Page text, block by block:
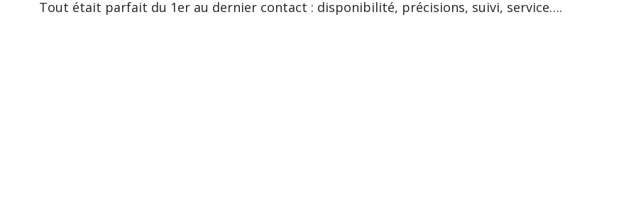
Tout était parfait du 1er au dernier contact : disponibilité, précisions, suivi, service….